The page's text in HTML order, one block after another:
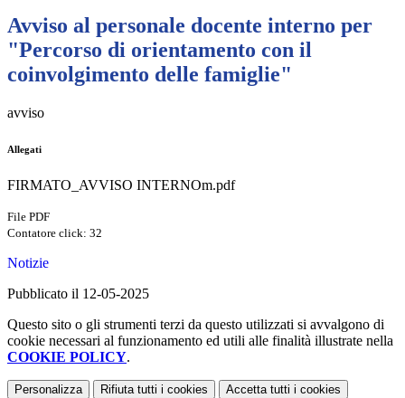
Avviso al personale docente interno per
"Percorso di orientamento con il
coinvolgimento delle famiglie"
avviso
Allegati
FIRMATO_AVVISO INTERNOm.pdf
File PDF
Contatore click: 32
Notizie
Pubblicato il 12-05-2025
Questo sito o gli strumenti terzi da questo utilizzati si avvalgono di
cookie necessari al funzionamento ed utili alle finalità illustrate nella
COOKIE POLICY.
Personalizza Rifiuta tutti i cookies Accetta tutti i cookies